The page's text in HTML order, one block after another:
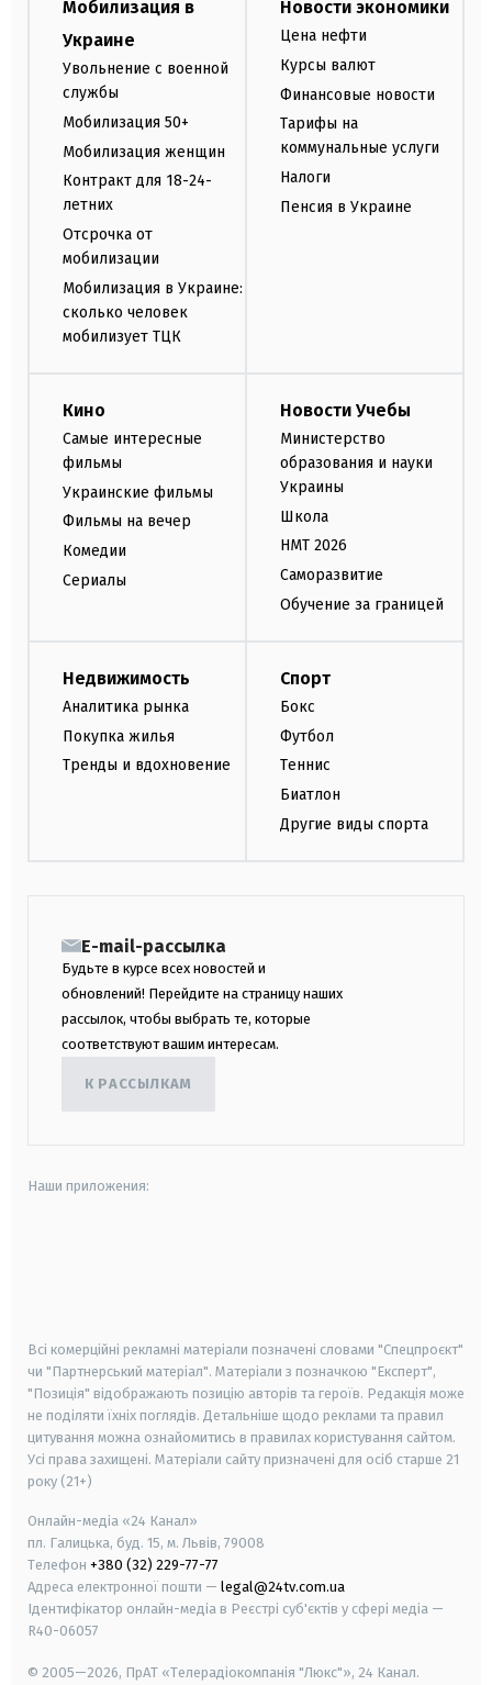
Мобилизация в
Украине
Увольнение с военной
службы
Мобилизация 50+
Мобилизация женщин
Контракт для 18-24-
летних
Отсрочка от
мобилизации
Мобилизация в Украине:
сколько человек
мобилизует ТЦК
Новости экономики
Цена нефти
Курсы валют
Финансовые новости
Тарифы на
коммунальные услуги
Налоги
Пенсия в Украине
Кино
Самые интересные
фильмы
Украинские фильмы
Фильмы на вечер
Комедии
Сериалы
Новости Учебы
Министерство
образования и науки
Украины
Школа
НМТ 2026
Саморазвитие
Обучение за границей
Недвижимость
Аналитика рынка
Покупка жилья
Тренды и вдохновение
Спорт
Бокс
Футбол
Теннис
Биатлон
Другие виды спорта
E-mail-рассылка
Будьте в курсе всех новостей и
обновлений! Перейдите на страницу наших
рассылок, чтобы выбрать те, которые
соответствуют вашим интересам.
К РАССЫЛКАМ
Наши приложения:
Всі комерційні рекламні матеріали позначені словами "Спецпроєкт"
чи "Партнерський матеріал". Матеріали з позначкою "Експерт",
"Позиція" відображають позицію авторів та героїв. Редакція може
не поділяти їхніх поглядів. Детальніше щодо реклами та правил
цитування можна ознайомитись в правилах користування сайтом.
Усі права захищені. Матеріали сайту призначені для осіб старше 21
року (21+)
Онлайн-медіа «24 Канал»
пл. Галицька, буд. 15, м. Львів, 79008
Телефон +380 (32) 229-77-77
Адреса електронної пошти — legal@24tv.com.ua
Ідентифікатор онлайн-медіа в Реєстрі суб'єктів у сфері медіа —
R40-06057
© 2005—2026, ПрАТ «Телерадіокомпанія "Люкс"», 24 Канал.